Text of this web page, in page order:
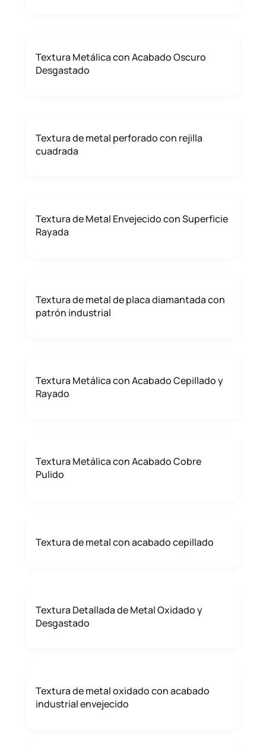
Textura Metálica con Acabado Oscuro
Desgastado
Textura de metal perforado con rejilla
cuadrada
Textura de Metal Envejecido con Superficie
Rayada
Textura de metal de placa diamantada con
patrón industrial
Textura Metálica con Acabado Cepillado y
Rayado
Textura Metálica con Acabado Cobre
Pulido
Textura de metal con acabado cepillado
Textura Detallada de Metal Oxidado y
Desgastado
Textura de metal oxidado con acabado
industrial envejecido